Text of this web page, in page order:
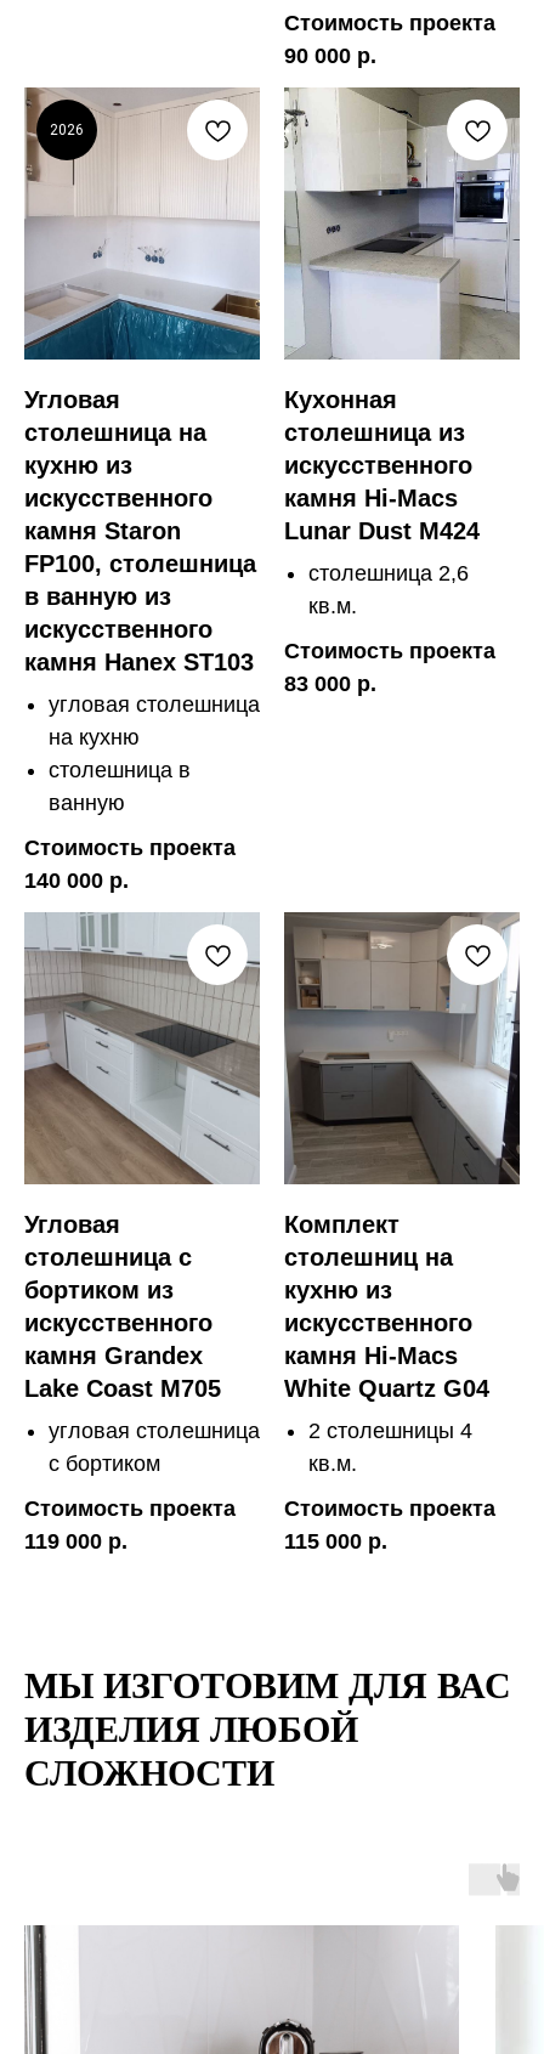
Стоимость проекта
90 000 р.
2026
Угловая
столешница на
кухню из
искусственного
камня Staron
FP100, столешница
в ванную из
искусственного
камня Hanex ST103
угловая столешница
на кухню
столешница в
ванную
Стоимость проекта
140 000 р.
Кухонная
столешница из
искусственного
камня Hi-Macs
Lunar Dust M424
столешница 2,6
кв.м.
Стоимость проекта
83 000 р.
Угловая
столешница с
бортиком из
искусственного
камня Grandex
Lake Coast M705
угловая столешница
с бортиком
Стоимость проекта
119 000 р.
Комплект
столешниц на
кухню из
искусственного
камня Hi-Macs
White Quartz G04
2 столешницы 4
кв.м.
Стоимость проекта
115 000 р.
МЫ ИЗГОТОВИМ ДЛЯ ВАС
ИЗДЕЛИЯ ЛЮБОЙ
СЛОЖНОСТИ